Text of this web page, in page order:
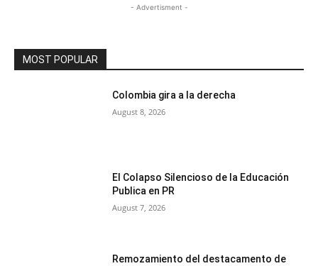
- Advertisment -
MOST POPULAR
Colombia gira a la derecha
August 8, 2026
El Colapso Silencioso de la Educación
Publica en PR
August 7, 2026
Remozamiento del destacamento de